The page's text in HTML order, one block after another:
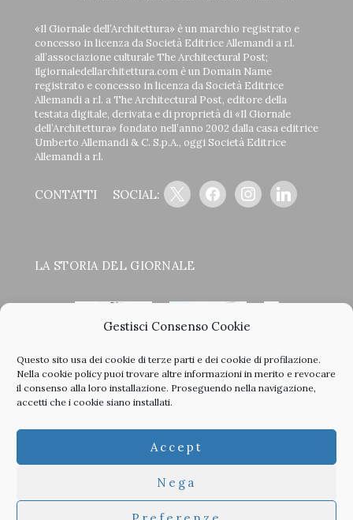
Gestisci Consenso Cookie
Questo sito usa dei cookie di terze parti e dei cookie di profilazione.
Nella cookie policypuoi trovare altre informazioni in merito e revocare
il consenso alla loro installazione. Proseguendo nella navigazione,
accetti che i cookie siano installati.
Accept
Nega
«Il Giornale dell’Architettura» è un marchio registrato e
concesso in licenza da Società Editrice Allemandi a r.l.
all’associazione culturale The Architectural Post;
ilgiornaledellarchitettura.com è un Domain Name
registrato e concesso in licenza da Società Editrice
Allemandi a r.l. a The Architectural Post, editore della
testata digitale, derivata e di proprietà di «Il Giornale
dell’Architettura» fondato nell’anno 2002 dalla casa editrice
Umberto Allemandi & C. S.p.A., oggi Società Editrice
Allemandi a r.l.
CONTATTI SOCIAL:
x facebookinstagramlinkedin
LA STORIA DEL GIORNALE
< >
tutti i nostri vecchi numeri in PDF.